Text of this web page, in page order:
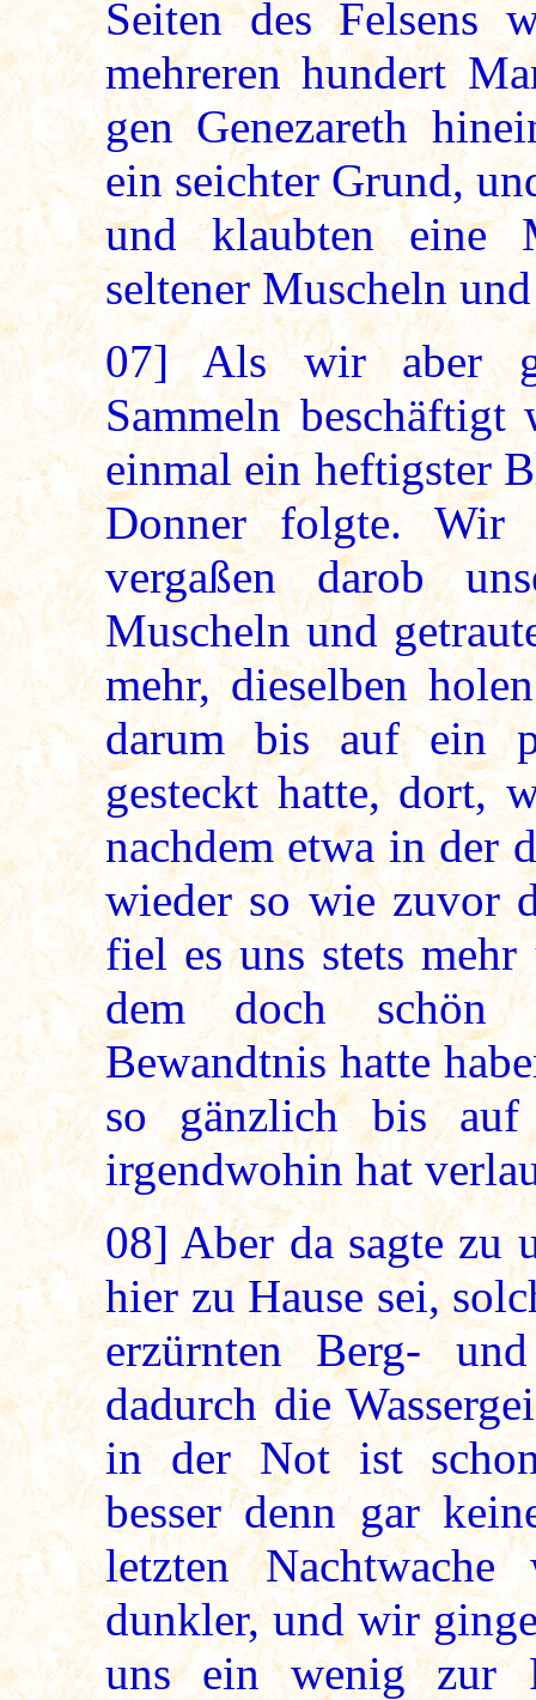
Seiten des Felsens
mehreren hundert
gen Genezareth
ein seichter Grund,
und klaubten eine
seltener Muscheln
07] Als wir aber
Sammeln beschäftigt
einmal ein heftigster
Donner folgte. Wir
vergaßen darob
Muscheln und
mehr, dieselben
darum bis auf ein
gesteckt hatte, dort,
nachdem etwa in der
wieder so wie zuvor
fiel es uns stets
dem doch schön
Bewandtnis hatte
so gänzlich bis
irgendwohin hat
08] Aber da sagte zu
hier zu Hause sei,
erzürnten Berg-
dadurch die
in der Not ist
besser denn gar
letzten
dunkler, und wir
uns ein wenig zur